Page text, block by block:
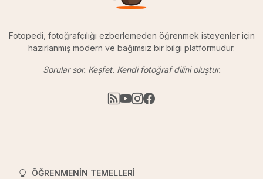
Fotopedi, fotoğrafçılığı ezberlemeden öğrenmek isteyenler için
hazırlanmış modern ve bağımsız bir bilgi platformudur.
Sorular sor. Keşfet. Kendi fotoğraf dilini oluştur.
ÖĞRENMENIN TEMELLERI